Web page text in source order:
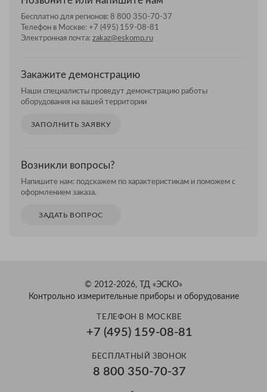
Бесплатно для регионов: 8 800 350-70-37
Телефон в Москве: +7 (495) 159-08-81
Электронная почта: zakaz@eskomp.ru
Закажите демонстрацию
Наши специалисты проведут демонстрацию работы
оборудования на вашей территории
ЗАПОЛНИТЬ ЗАЯВКУ
Возникли вопросы?
Напишите нам: подскажем по характеристикам и поможем с
оформлением заказа.
ЗАДАТЬ ВОПРОС
© 2012-2026, ТД «ЭСКО»
Контрольно измерительные приборы и оборудование
ТЕЛЕФОН В МОСКВЕ
+7 (495) 159-08-81
БЕСПЛАТНЫЙ ЗВОНОК
8 800 350-70-37